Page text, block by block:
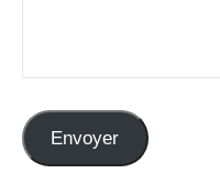
Envoyer